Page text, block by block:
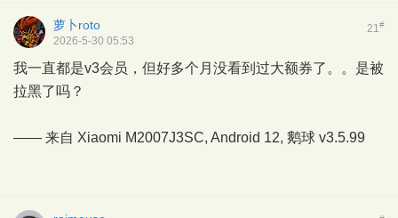
21#
萝卜roto
2026-5-30 05:53
我一直都是v3会员，但好多个月没看到过大额券了。。是被
拉黑了吗？
—— 来自 Xiaomi M2007J3SC, Android 12, 鹅球 v3.5.99